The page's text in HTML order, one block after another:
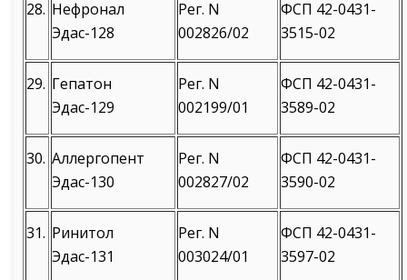
28. Нефронал
Эдас-128
Рег. N
002826/02
ФСП 42-0431-
3515-02
29. Гепатон
Эдас-129
Рег. N
002199/01
ФСП 42-0431-
3589-02
30. Аллергопент
Эдас-130
Рег. N
002827/02
ФСП 42-0431-
3590-02
31. Ринитол
Эдас-131
Рег. N
003024/01
ФСП 42-0431-
3597-02